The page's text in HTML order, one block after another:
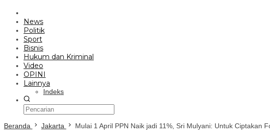
News
Politik
Sport
Bisnis
Hukum dan Kriminal
Video
OPINI
Lainnya
Indeks
Beranda Jakarta Mulai 1 April PPN Naik jadi 11%, Sri Mulyani: Untuk Ciptakan